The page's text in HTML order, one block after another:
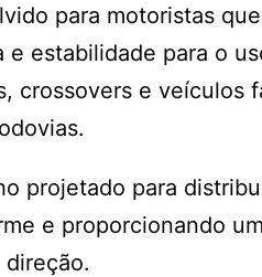
para motoristas
estabilidade para o
crossovers e veículos
projetado para
e proporcionando